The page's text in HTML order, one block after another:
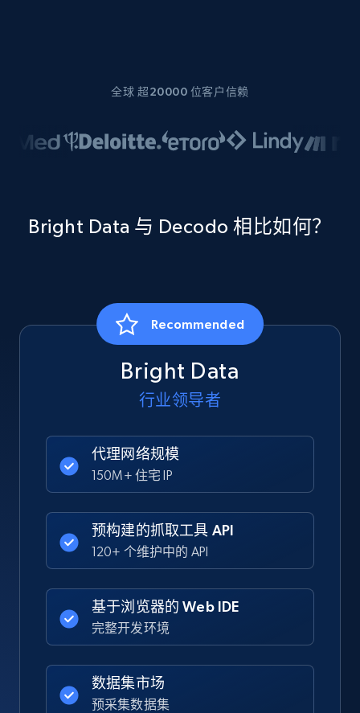
全球 超20000 位客户信赖
Bright Data 与 Decodo 相比如何？
Recommended
Bright Data
行业领导者
代理网络规模
150M+ 住宅 IP
预构建的抓取工具 API
120+ 个维护中的 API
基于浏览器的 Web IDE
完整开发环境
数据集市场
预采集数据集